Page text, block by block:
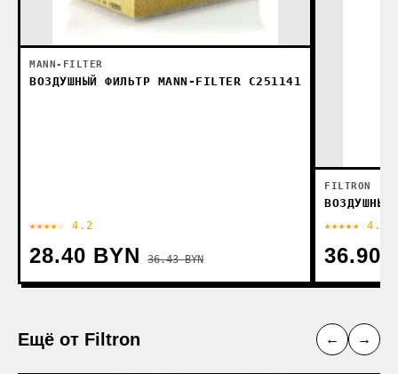
MANN-FILTER
ВОЗДУШНЫЙ ФИЛЬТР MANN-FILTER C251141
★★★★☆ 4.2
28.40 BYN 36.43 BYN
FILTRON
ВОЗДУШНЫЙ
★★★★★ 4.5
36.90
Ещё от Filtron ← →